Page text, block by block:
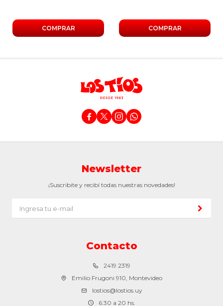
   
Contacto
2419 2319
Emilio Frugoni 910, Montevideo
lostios@lostios.uy
6:30 a 20 hs.
Newsletter
¡Suscribite y recibí todas nuestras novedades!